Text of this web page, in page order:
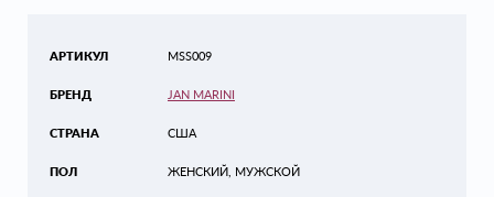
АРТИКУЛ
БРЕНД
СТРАНА
ПОЛ
MSS009
JAN MARINI
США
ЖЕНСКИЙ, МУЖСКОЙ